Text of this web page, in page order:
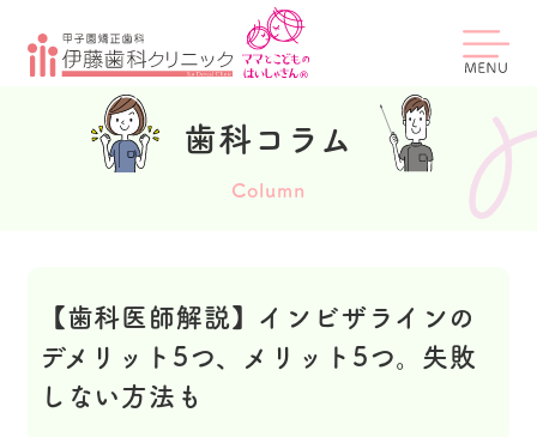
歯科コラム
Column
【歯科医師解説】インビザラインの
デメリット5つ、メリット5つ。失敗
しない方法も